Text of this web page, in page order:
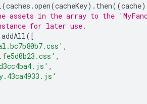
(caches .open(cacheKey). then((cache)
in the array to the
for later use.
addAll([
,
,
,